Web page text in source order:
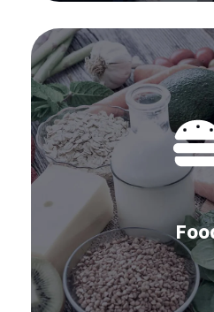
Software
IBP
Previsione
Scopri